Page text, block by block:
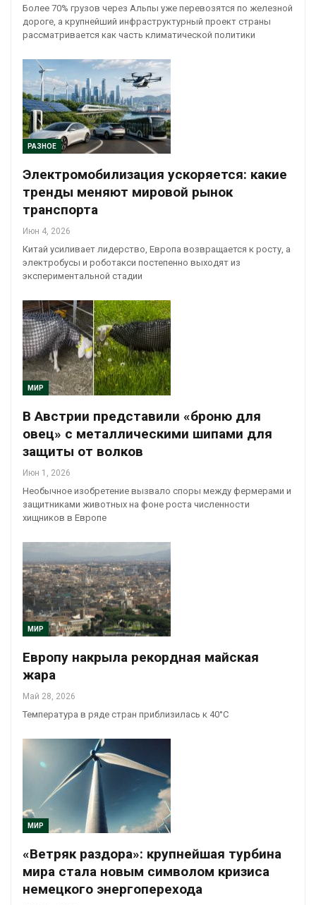
Более 70% грузов через Альпы уже перевозятся по железной
дороге, а крупнейший инфраструктурный проект страны
рассматривается как часть климатической политики
РАЗНОЕ
Электромобилизация ускоряется: какие
тренды меняют мировой рынок
транспорта
Июн 4, 2026
Китай усиливает лидерство, Европа возвращается к росту, а
электробусы и роботакси постепенно выходят из
экспериментальной стадии
МИР
В Австрии представили «броню для
овец» с металлическими шипами для
защиты от волков
Июн 1, 2026
Необычное изобретение вызвало споры между фермерами и
защитниками животных на фоне роста численности
хищников в Европе
МИР
Европу накрыла рекордная майская
жара
Май 28, 2026
Температура в ряде стран приблизилась к 40°C
МИР
«Ветряк раздора»: крупнейшая турбина
мира стала новым символом кризиса
немецкого энергоперехода